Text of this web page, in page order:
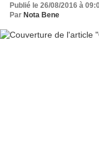
Publié le 26/08/2016 à
Par Nota Bene